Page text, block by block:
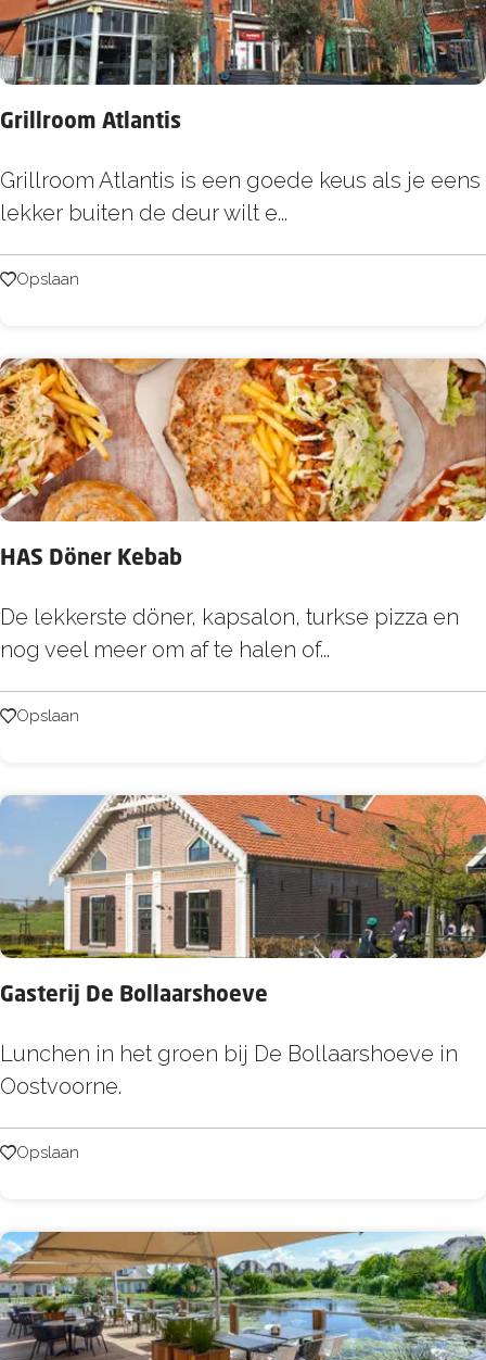
Grillroom Atlantis
G
r
l
o
o
m
A
t
a
n
s
Grillroom Atlantis is een goede keus als je eens
lekker buiten de deur wilt e...
Opslaan
Opslaan
HAS Döner Kebab
H
A
D
e
r
e
b
b
De lekkerste döner, kapsalon, turkse pizza en
nog veel meer om af te halen of...
Opslaan
Opslaan
Gasterij De Bollaarshoeve
G
a
t
i
j
D
e
Lunchen in het groen bij De Bollaarshoeve in
Oostvoorne.
Opslaan
Opslaan